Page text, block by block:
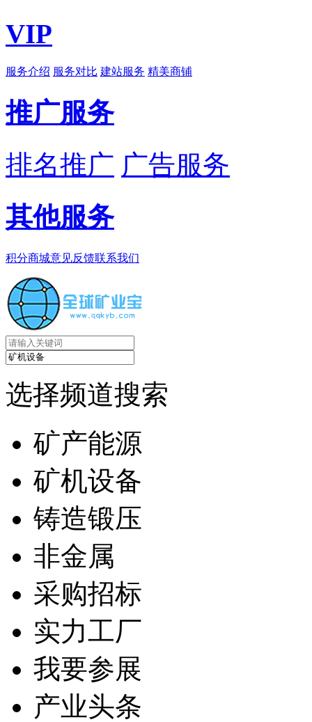
VIP
服务介绍 服务对比 建站服务 精美商铺
推广服务
排名推广 广告服务
其他服务
积分商城意见反馈联系我们
选择频道搜索
矿产能源
矿机设备
铸造锻压
非金属
采购招标
实力工厂
我要参展
产业头条